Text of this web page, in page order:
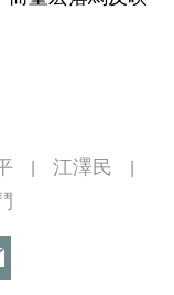
江澤民